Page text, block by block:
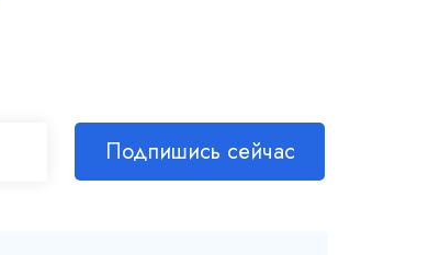
Подпишись сейчас